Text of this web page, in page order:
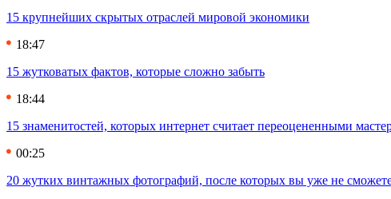
15 крупнейших скрытых отраслей мировой экономики
18:47
15 жутковатых фактов, которые сложно забыть
18:44
15 знаменитостей, которых интернет считает переоцененными
00:25
20 жутких винтажных фотографий, после которых вы уже не